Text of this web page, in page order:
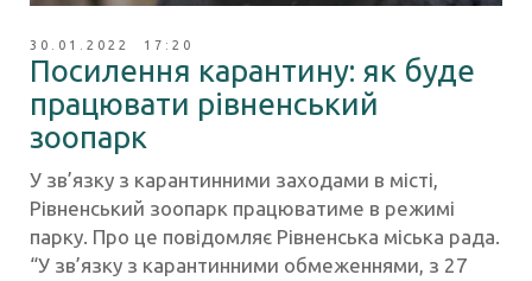
30.01.2022 17:20
Посилення карантину: як буде
працювати рівненський
зоопарк
У зв’язку з карантинними заходами в місті,
Рівненський зоопарк працюватиме в режимі
парку. Про це повідомляє Рівненська міська рада.
“У зв’язку з карантинними обмеженнями, з 27